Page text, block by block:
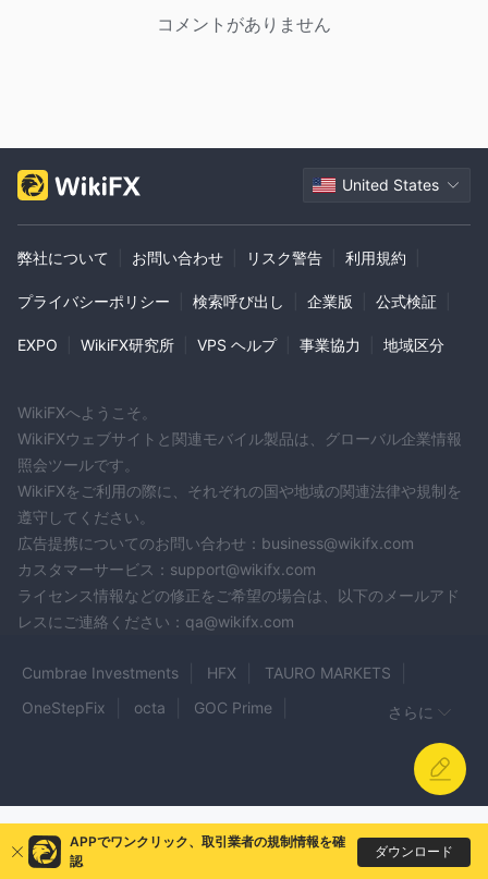
コメントがありません
United States
弊社について お問い合わせ リスク警告 利用規約
プライバシーポリシー 検索呼び出し 企業版 公式検証
EXPO WikiFX研究所 VPS ヘルプ 事業協力 地域区分
WikiFXへようこそ。
WikiFXウェブサイトと関連モバイル製品は、グローバル企業情報
照会ツールです。
WikiFXをご利用の際に、それぞれの国や地域の関連法律や規制を
遵守してください。
広告提携についてのお問い合わせ：business@wikifx.com
カスタマーサービス：support@wikifx.com
ライセンス情報などの修正をご希望の場合は、以下のメールアド
レスにご連絡ください：qa@wikifx.com
Cumbrae Investments HFX
TAURO MARKETS
OneStepFix
octa
GOC Prime
GFX Securities
BTC
Saafan Markets
RALLYVILLE MARKETS
ORION MARKETS
BMF
さらに
APPでワンクリック、取引業者の規制情報を確
認
ダウンロード